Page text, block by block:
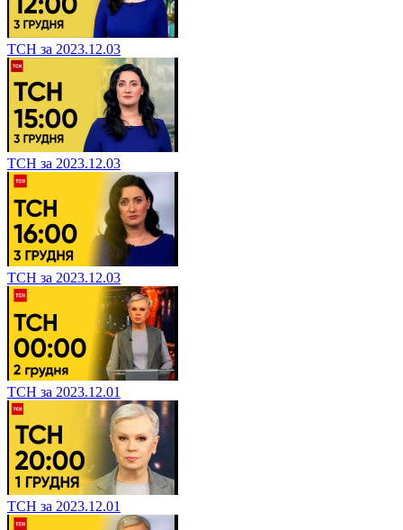
ТСН за 2023.12.03
ТСН за 2023.12.03
ТСН за 2023.12.03
ТСН за 2023.12.01
ТСН за 2023.12.01